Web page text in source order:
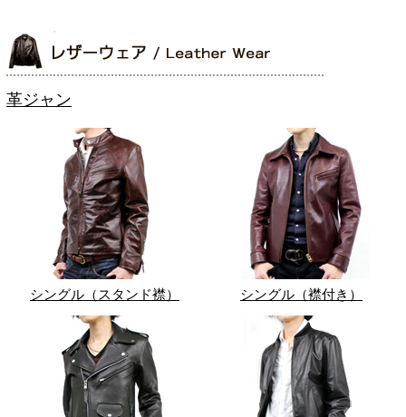
革ジャン
シングル（スタンド襟） シングル（襟付き）